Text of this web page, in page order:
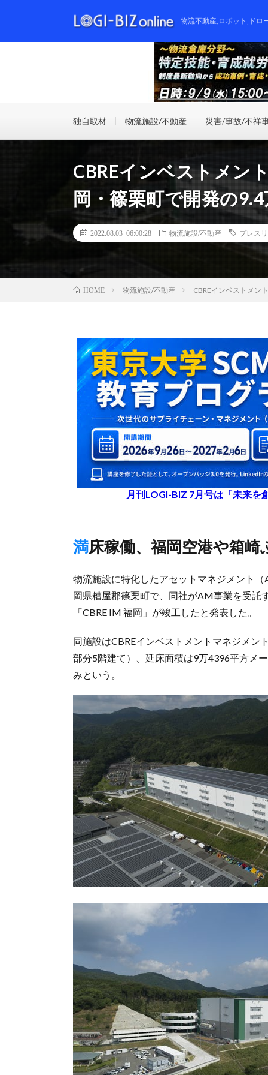
物流不動産,ロボット,ドロ
独自取材 物流施設/不動産 災害/事故/不祥
CBREインベストメン
岡・篠栗町で開発の
2022.08.03 06:00:28 物流施設/不動産 プレス
HOME 物流施設/不動産 CBREインベストメン
月刊LOGI-BIZ 7月号は「未来を
満床稼働、福岡空港や箱
物流施設に特化したアセットマネジメント
岡県糟屋郡篠栗町で、同社がAM事業を受託
「CBRE IM 福岡」が竣工したと発表した。
同施設はCBREインベストメントマネジメン
部分5階建て）、延床面積は9万4396平方メ
みという。